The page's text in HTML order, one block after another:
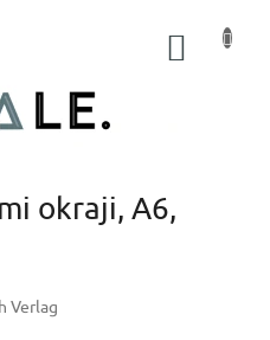
okraji, A6,
Verlag